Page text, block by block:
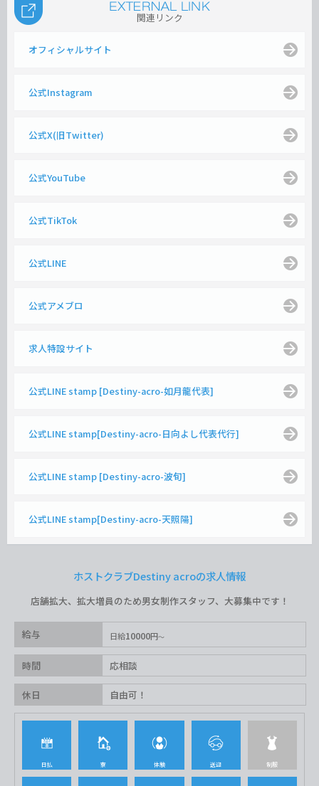
関連リンク
オフィシャルサイト
公式Instagram
公式X(旧Twitter)
公式YouTube
公式TikTok
公式LINE
公式アメブロ
求人特設サイト
公式LINE stamp [Destiny-acro-如月龍代表]
公式LINE stamp[Destiny-acro-日向よし代表代行]
公式LINE stamp [Destiny-acro-波旬]
公式LINE stamp[Destiny-acro-天照陽]
ホストクラブDestiny acroの求人情報
店舗拡大、拡大増員のため男女制作スタッフ、大募集中です！
給与 日給10000円
時間 応相談
休日 自由可！
日払 寮 体験 送迎 制服